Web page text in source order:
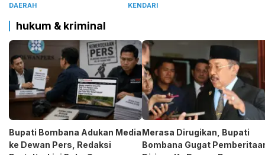
DAERAH KENDARI
hukum & kriminal
Bupati Bombana Adukan Media
ke Dewan Pers, Redaksi
Merasa Dirugikan, Bupati
Bombana Gugat